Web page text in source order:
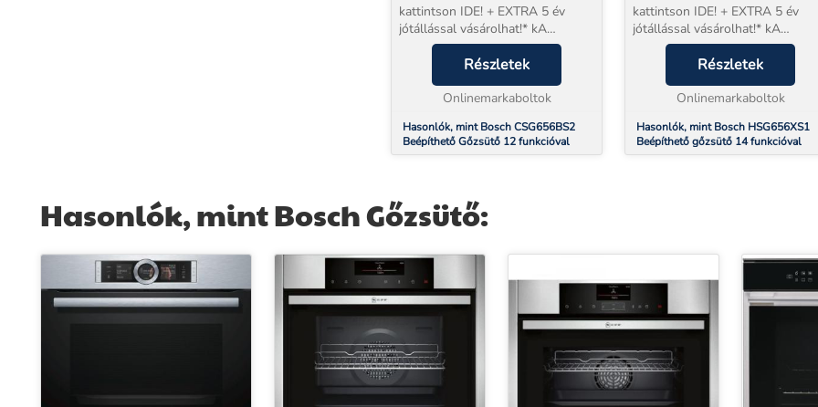
kattintson IDE! + EXTRA 5 év
jótállással vásárolhat!* kA
megrendelt termékeket két SAJÁT
munkatársunk szállítja házhoz,
órapontosan, az ország egész
területén! Olyan kímélőe...
Részletek
Onlinemarkaboltok
Hasonlók, mint Bosch CSG656BS2
Beépíthető Gőzsütő 12 funkcióval
kattintson IDE! + EXTRA 5 év
jótállással vásárolhat!* kA
megrendelt termékeket két
munkatársunk szállítja házhoz,
órapontosan, az ország egész
területén! A tökéletes s...
Részletek
Onlinemarkaboltok
Hasonlók, mint Bosch HSG656XS1
Beépíthető gőzsütő 14 funkcióval
Hasonlók, mint Bosch Gőzsütő: